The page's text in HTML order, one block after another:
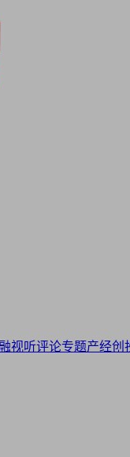
视听评论专题产经创